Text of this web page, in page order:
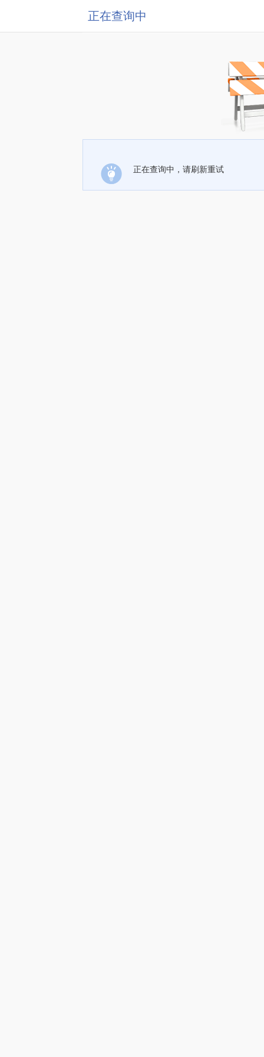
正在查询中
正在查询中，请刷新重试